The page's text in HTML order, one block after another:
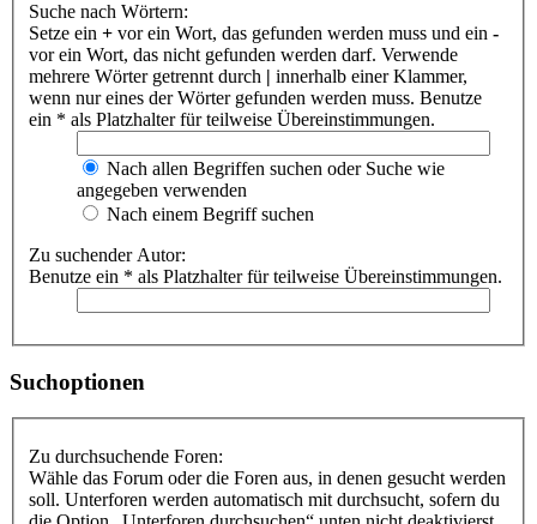
Suche nach Wörtern:
Setze ein + vor ein Wort, das gefunden werden muss und ein -
vor ein Wort, das nicht gefunden werden darf. Verwende
mehrere Wörter getrennt durch | innerhalb einer Klammer,
wenn nur eines der Wörter gefunden werden muss. Benutze
ein * als Platzhalter für teilweise Übereinstimmungen.
Nach allen Begriffen suchen oder Suche wie
angegeben verwenden
Nach einem Begriff suchen
Zu suchender Autor:
Benutze ein * als Platzhalter für teilweise Übereinstimmungen.
Suchoptionen
Zu durchsuchende Foren:
Wähle das Forum oder die Foren aus, in denen gesucht werden
soll. Unterforen werden automatisch mit durchsucht, sofern du